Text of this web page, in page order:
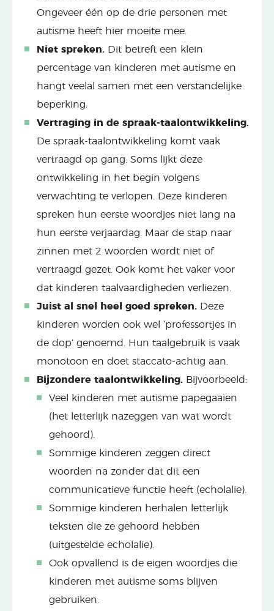
Ongeveer één op de drie personen met
autisme heeft hier moeite mee.
Niet spreken. Dit betreft een klein
percentage van kinderen met autisme en
hangt veelal samen met een verstandelijke
beperking.
Vertraging in de spraak-taalontwikkeling.
De spraak-taalontwikkeling komt vaak
vertraagd op gang. Soms lijkt deze
ontwikkeling in het begin volgens
verwachting te verlopen. Deze kinderen
spreken hun eerste woordjes niet lang na
hun eerste verjaardag. Maar de stap naar
zinnen met 2 woorden wordt niet of
vertraagd gezet. Ook komt het vaker voor
dat kinderen taalvaardigheden verliezen.
Juist al snel heel goed spreken. Deze
kinderen worden ook wel ‘professortjes in
de dop’ genoemd. Hun taalgebruik is vaak
monotoon en doet staccato-achtig aan.
Bijzondere taalontwikkeling. Bijvoorbeeld:
Veel kinderen met autisme papegaaien
(het letterlijk nazeggen van wat wordt
gehoord).
Sommige kinderen zeggen direct
woorden na zonder dat dit een
communicatieve functie heeft (echolalie).
Sommige kinderen herhalen letterlijk
teksten die ze gehoord hebben
(uitgestelde echolalie).
Ook opvallend is de eigen woordjes die
kinderen met autisme soms blijven
gebruiken.